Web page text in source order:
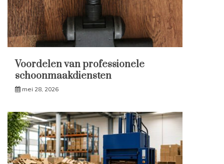
Voordelen van professionele
schoonmaakdiensten
mei 28, 2026